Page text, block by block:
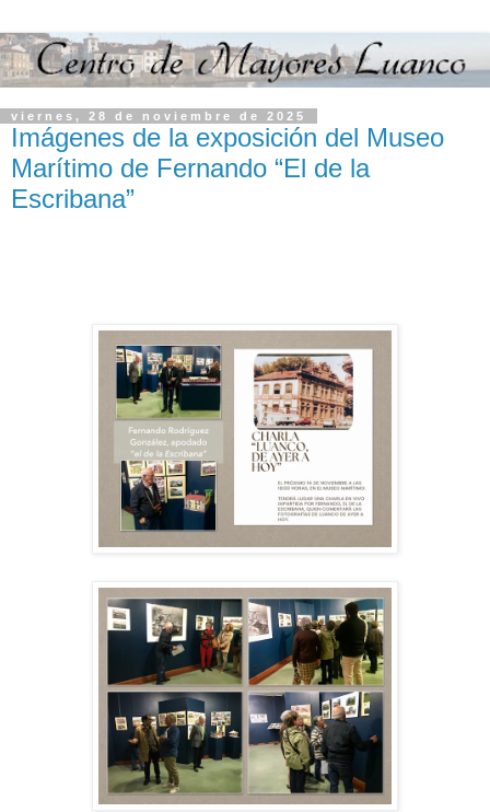
viernes, 28 de noviembre de 2025
Imágenes de la exposición del Museo
Marítimo de Fernando “El de la
Escribana”